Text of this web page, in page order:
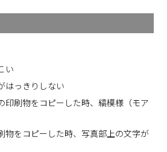
い
はっきりしない
印刷物をコピーした時、縞模様（モア
物をコピーした時、写真部上の文字が